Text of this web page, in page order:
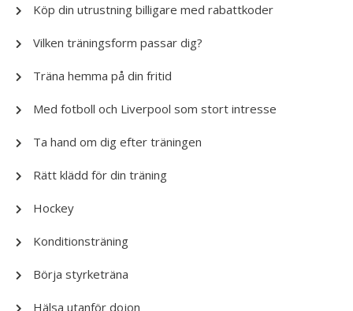
Köp din utrustning billigare med rabattkoder
Vilken träningsform passar dig?
Träna hemma på din fritid
Med fotboll och Liverpool som stort intresse
Ta hand om dig efter träningen
Rätt klädd för din träning
Hockey
Konditionsträning
Börja styrketräna
Hälsa utanför dojon